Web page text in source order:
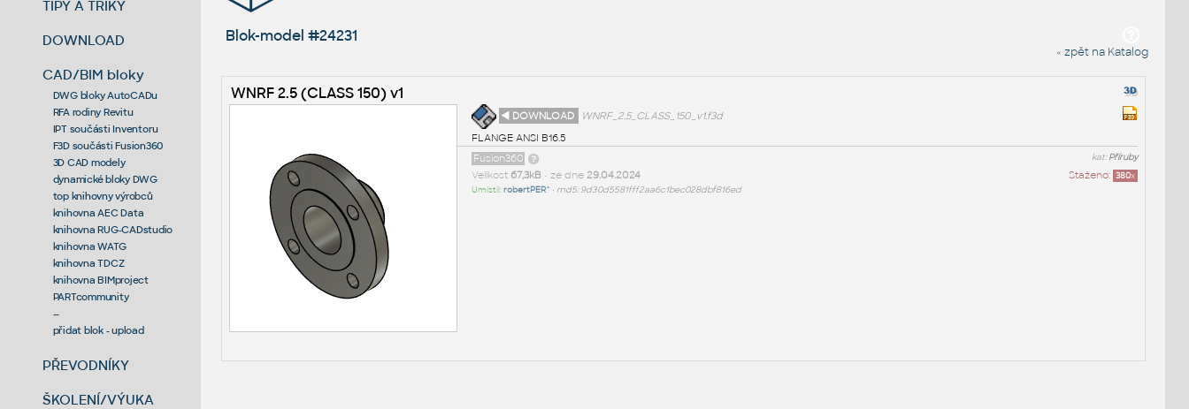
TIPY A TRIKY
DOWNLOAD
CAD/BIM bloky
DWG bloky AutoCADu
RFA rodiny Revitu
IPT součásti Inventoru
F3D součásti Fusion360
3D CAD modely
dynamické bloky DWG
top knihovny výrobců
knihovna AEC Data
knihovna RUG-CADstudio
knihovna WATG
knihovna TDCZ
knihovna BIMproject
PARTcommunity
--
přidat blok - upload
PŘEVODNÍKY
ŠKOLENÍ/VÝUKA
Blok-model #24231
« zpět na Katalog
WNRF 2.5 (CLASS 150) v1
◄ DOWNLOAD
WNRF_2.5_CLASS_150_v1.f3d
FLANGE ANSI B16.5
kat:Příruby
Fusion360
Staženo: 380x
Velikost 67,3kB• ze dne 29.04.2024
Umístil:robertPER^ • md5: 9d30d5581fff2aa6c1bec028dbf816ed